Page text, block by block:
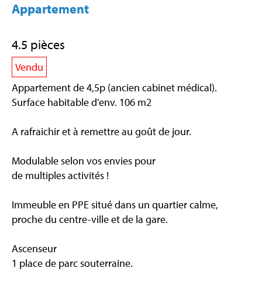
Appartement
4.5 pièces
Vendu
Appartement de 4,5p (ancien cabinet médical).
Surface habitable d'env. 106 m2
A rafraichir et à remettre au goût de jour.
Modulable selon vos envies pour
de multiples activités !
Immeuble en PPE situé dans un quartier calme,
proche du centre-ville et de la gare.
Ascenseur
1 place de parc souterraine.